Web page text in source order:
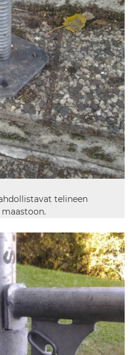
telineen